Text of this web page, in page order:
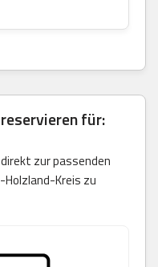
für:
zur passenden
Holzland-Kreis zu